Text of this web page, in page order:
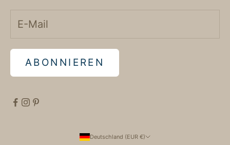
ABONNIEREN
Deutschland (EUR €)